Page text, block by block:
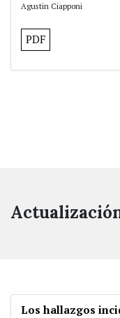
Agustin Ciapponi
PDF
Los hallazgos